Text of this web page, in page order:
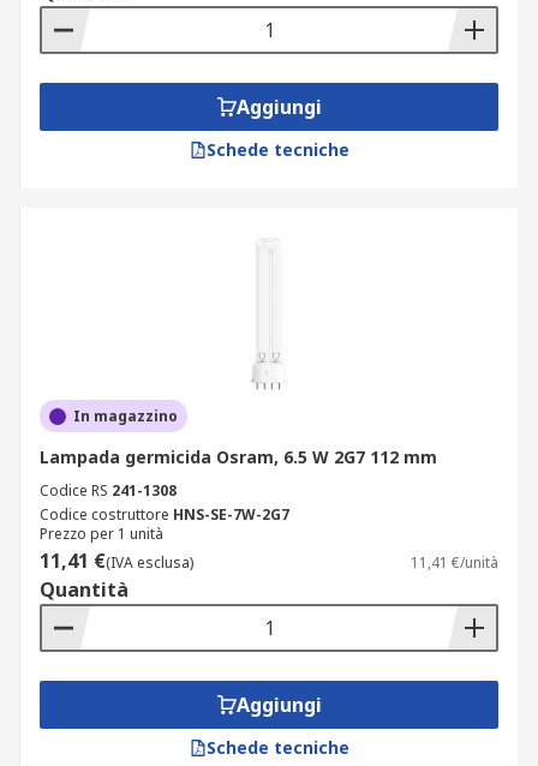
Aggiungi
Schede tecniche
In magazzino
Lampada germicida Osram, 6.5 W 2G7 112 mm
Codice RS 241-1308
Codice costruttore HNS-SE-7W-2G7
Prezzo per 1 unità
11,41 €(IVA esclusa) 11,41 €/unità
Quantità
Aggiungi
Schede tecniche